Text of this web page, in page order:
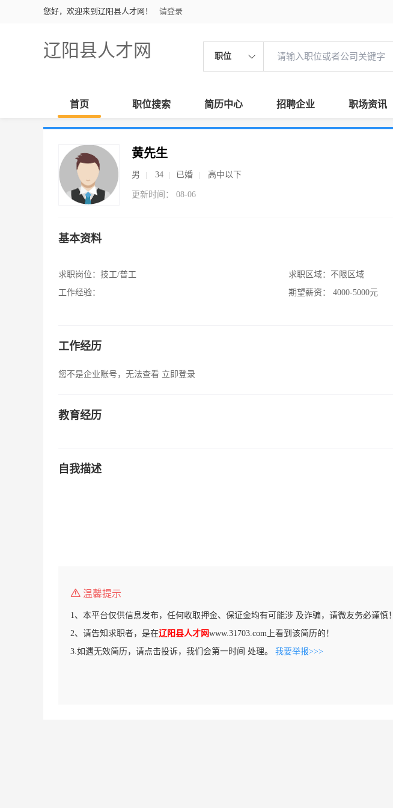
您好，欢迎来到辽阳县人才网！ 请登录
辽阳县人才网 职位
首页 职位搜索 简历中心 招聘企业 职场资讯
黄先生
男 34 已婚 高中以下
更新时间： 08-06
基本资料
求职岗位： 技工/普工
工作经验：
求职区域： 不限区域
期望薪资：
4000-5000元
工作经历
您不是企业账号，无法查看 立即登录
教育经历
自我描述
温馨提示
1、本平台仅供信息发布，任何收取押金、保证金均有可能涉 及诈骗，请微友务必谨慎！
2、请告知求职者，是在辽阳县人才网www.31703.com上看到该简历的！
3.如遇无效简历，请点击投诉，我们会第一时间 处理。 我要举报>>>